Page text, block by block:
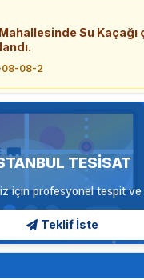
Su Kaçağı
08-08-2
TESISAT
için profesyonel tespit ve
Teklif İste